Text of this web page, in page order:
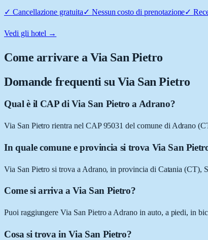
✓ Cancellazione gratuita✓ Nessun costo di prenotazione✓
Vedi gli hotel →
Come arrivare aVia San Pietro
Domande frequenti su Via San Pietro
Qual è il CAP di Via San Pietro a Adrano?
Via San Pietro rientra nel CAP 95031 del comune di Adrano
In quale comune e provincia si trova Via San
Via San Pietro si trova a Adrano, in provincia di Catania (CT),
Come si arriva a Via San Pietro?
Puoi raggiungere Via San Pietro a Adrano in auto, a piedi, in
Cosa si trova in Via San Pietro?